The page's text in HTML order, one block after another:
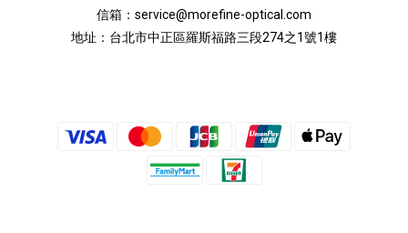
信箱： service@morefine-optical.com
地址： 台北市中正區羅斯福路三段274之1號1樓